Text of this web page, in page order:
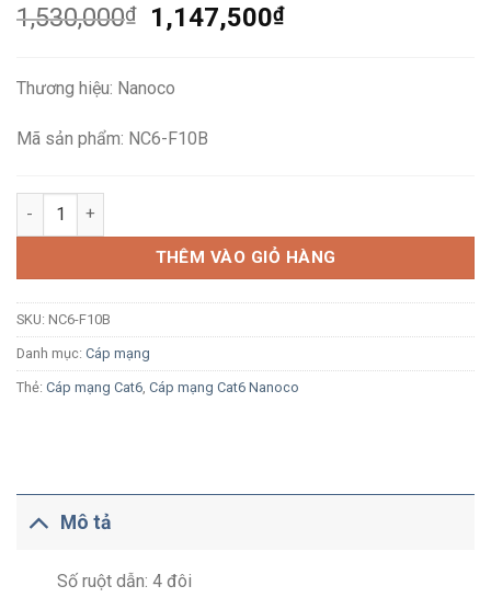
1,530,000₫
Giá
1,530,000₫.
1,147,500₫Giá
Thương hiệu: Nanoco
Mã sản phẩm: NC6-F10B
Cáp mạng Nanoco NC6-F10B Cat6 FTP chống nhiễu 10% đồng
THÊM VÀO GIỎ HÀNG
SKU: NC6-F10B
Danh mục: Cáp mạng
Thẻ: Cáp mạng Cat6 Cáp mạng Cat6 Nanoco
Mô tả
Số ruột dẫn: 4 đôi